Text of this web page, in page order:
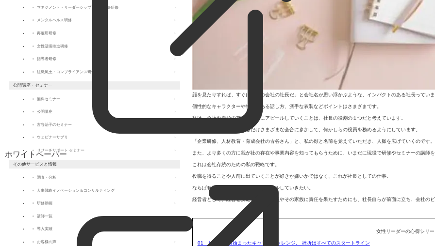
ホワイトペーパー
無料研修動画
マネジメント・リーダーシップ・問題解決研修
メンタルヘルス研修
再雇用研修
女性活躍推進研修
指導者研修
組織風土・コンプライアンス研修
公開講座・セミナー
無料セミナー
公開講座
古谷治子のセミナー
ウェビナーサプリ
リサーチサポート セミナー
その他サービスと情報
調査・分析
人事戦略イノベーション＆コンサルティング
研修動画
講師一覧
導入実績
お客様の声
顔を見たりすれば、すぐに「あの会社の社長だ」と会社名が思い浮かぶような、インパクトのある社長っていま
個性的なキャラクターや特徴のある話し方、派手な衣装などポイントはさまざまです。
私は、会社や自分の存在を世間にアピールしていくことは、 社長の役割の１つだと考えています。
だから、私の場合はできるだけさまざまな会合に参加して、何かしらの役員を務めるようにしています。
「企業研修、人材教育・育成会社の古谷さん」と、私の顔と名前を覚えていただき、人脈を広げていく のです。
また、より多くの方に我が社の存在や事業内容を知ってもらうために、いまだに現役で研修やセミナーの講師
これは会社存続のための私の戦略です。
役職を得ることや人前に出ていくことが好きか嫌いかではなく、これが社長としての仕事。
ならば有効な方法で、我が社をアピールしていきたい。
経営者として、経営を安定させて、社員やその家族に責任を果たすためにも、社長自らが前面に立ち、会社の
女性リーダーの心得シリ
01 ピンチから始まったキャリアチャレンジ。 挫折はすべてのスタートライン